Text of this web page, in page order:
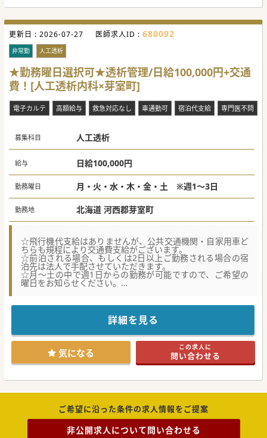
更新日 : 2026-07-27 医師求人ID : 680092
非常勤 人工透析
★勤務曜日選択可★透析管理/日給100,000円+交通
費！[人工透析内科×芽室町]
電子カルテ 高額給与 救急対応なし 車通勤可 宿泊代支給 専門医不問
募集科目 人工透析
給与 日給100,000円
勤務曜日 月・火・水・木・金・土 ※週1～3日
勤務地 北海道 河西郡芽室町
☆飛行機代支給はありませんが、公共交通機関・自家用車ど
ちらも規程により交通費支給がございます。
☆前泊される場合、もしくは2日以上ご勤務される場合の宿
泊先は法人で手配させていただきます。
☆月～土の中で週1日からの勤務が可能ですので、ご希望の
曜日をお知らせください。
十勝管内で透析管理をお願いできる非常勤医を募集しており
勤務日数や曜日の選択が可能ですので、お気軽にお問合せく
ださい。
帯広から電車で20分程度、札幌からも特急電車で150分程度
の距離感です！
詳細を見る
気になる この求人に
問い合わせる
ご希望に沿った条件の求人情報をご提案
非公開求人について問い合わせる